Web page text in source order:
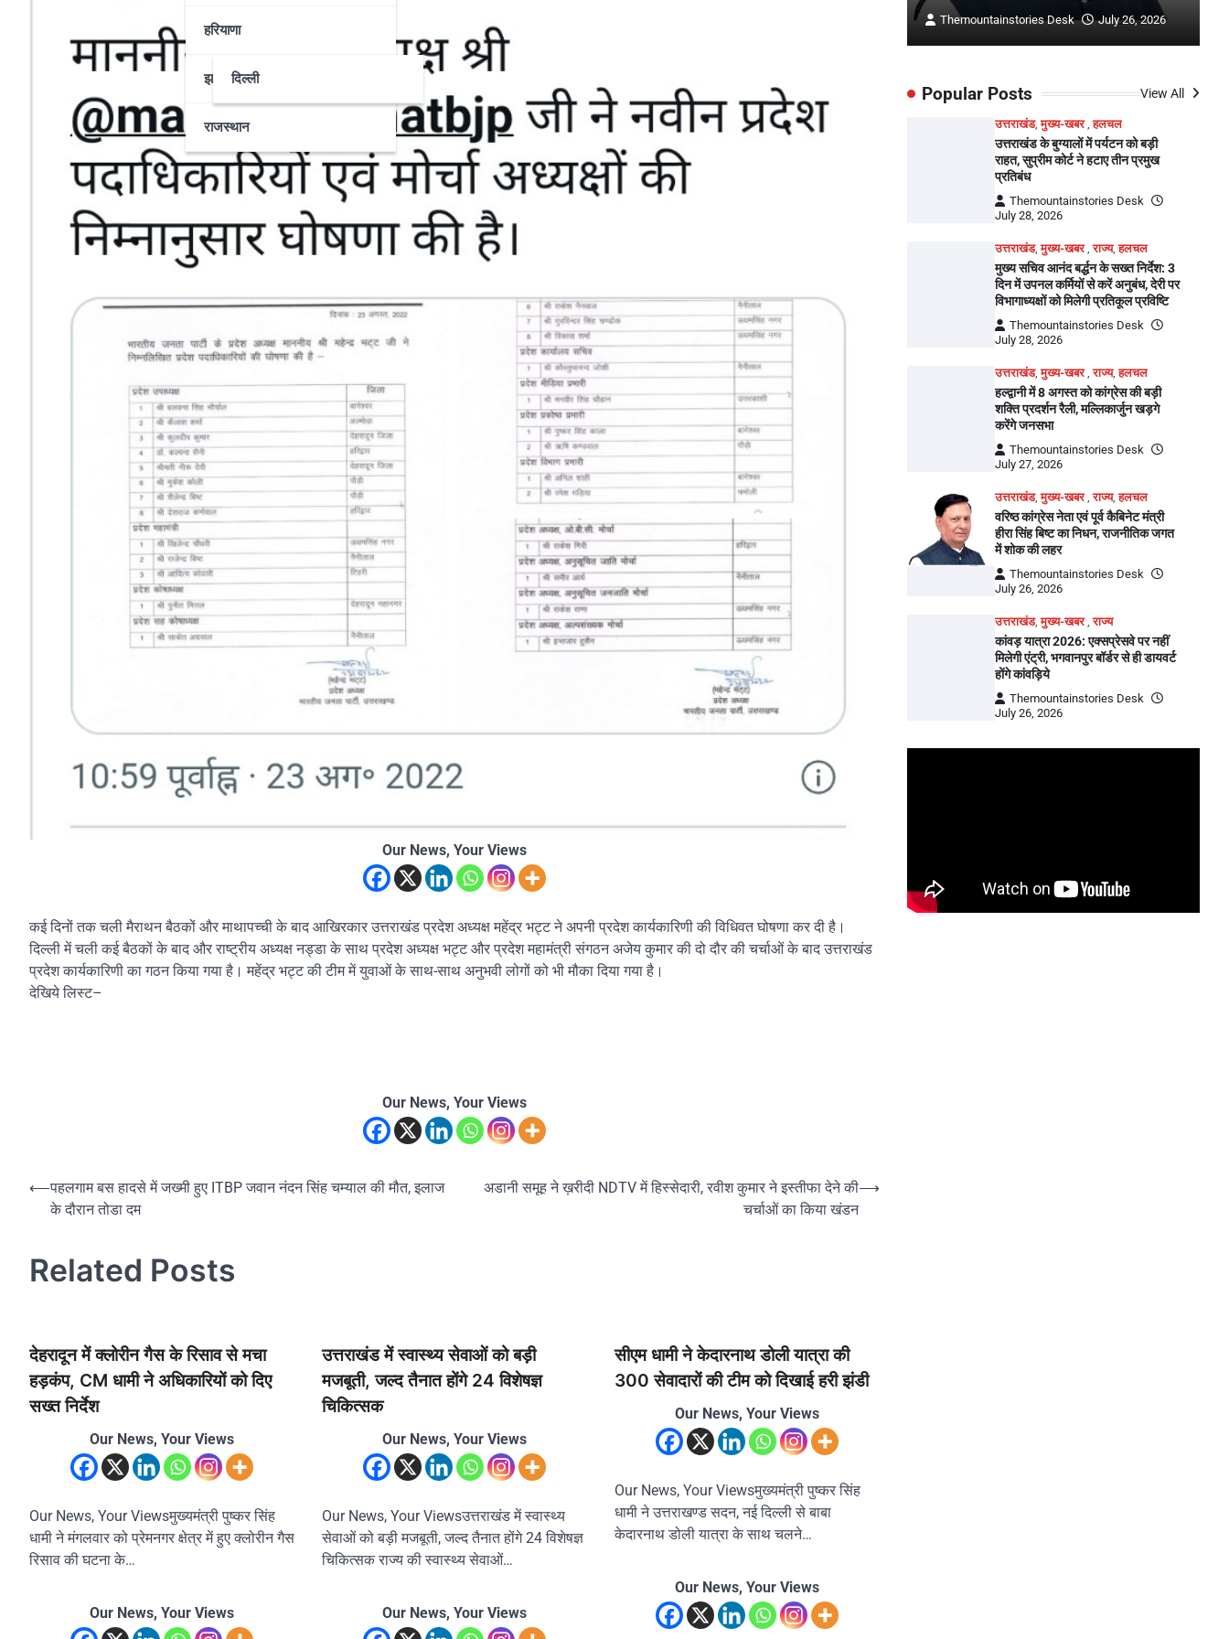
हरियाणा
झारखण्डदिल्ली
राजस्थान
Our News, Your Views
कई दिनों तक चली मैराथन बैठकों और माथापच्ची के बाद आखिरकार उत्तराखंड प्रदेश अध्यक्ष महेंद्र भट्ट ने अपनी प्रदेश कार्यकारिणी की विधिवत घोषणा कर दी है।
दिल्ली में चली कई बैठकों के बाद और राष्ट्रीय अध्यक्ष नड्डा के साथ प्रदेश अध्यक्ष भट्ट और प्रदेश महामंत्री संगठन अजेय कुमार की दो दौर की चर्चाओं के बाद उत्तराखंड
प्रदेश कार्यकारिणी का गठन किया गया है। महेंद्र भट्ट की टीम में युवाओं के साथ-साथ अनुभवी लोगों को भी मौका दिया गया है।
देखिये लिस्ट–
Our News, Your Views
Post
navigation
⟵पहलगाम बस हादसे में जख्मी हुए ITBP जवान नंदन सिंह चम्याल की मौत, इलाज
के दौरान तोडा दम
अडानी समूह ने ख़रीदी NDTV में हिस्सेदारी, रवीश कुमार ने इस्तीफा देने की
चर्चाओं का किया खंडन
⟶
Related Posts
देहरादून में क्लोरीन गैस के रिसाव से मचा
हड़कंप, CM धामी ने अधिकारियों को दिए
सख्त निर्देश
Our News, Your Views
Our News, Your Viewsमुख्यमंत्री पुष्कर सिंह
धामी ने मंगलवार को प्रेमनगर क्षेत्र में हुए क्लोरीन गैस
रिसाव की घटना के…
Our News, Your Views
उत्तराखंड में स्वास्थ्य सेवाओं को बड़ी
मजबूती, जल्द तैनात होंगे 24 विशेषज्ञ
चिकित्सक
Our News, Your Views
Our News, Your Viewsउत्तराखंड में स्वास्थ्य
सेवाओं को बड़ी मजबूती, जल्द तैनात होंगे 24 विशेषज्ञ
चिकित्सक राज्य की स्वास्थ्य सेवाओं…
Our News, Your Views
सीएम धामी ने केदारनाथ डोली यात्रा की
300 सेवादारों की टीम को दिखाई हरी झंडी
Our News, Your Views
Our News, Your Viewsमुख्यमंत्री पुष्कर सिंह
धामी ने उत्तराखण्ड सदन, नई दिल्ली से बाबा
केदारनाथ डोली यात्रा के साथ चलने…
Our News, Your Views
Themountainstories Desk July 26, 2026
Popular Posts View All
उत्तराखंड,मुख्य-खबर,हलचल
उत्तराखंड के बुग्यालों में पर्यटन को बड़ी
राहत, सुप्रीम कोर्ट ने हटाए तीन प्रमुख
प्रतिबंध
Themountainstories Desk
July 28, 2026
उत्तराखंड,मुख्य-खबर,राज्य,हलचल
मुख्य सचिव आनंद बर्द्धन के सख्त निर्देश: 3
दिन में उपनल कर्मियों से करें अनुबंध, देरी पर
विभागाध्यक्षों को मिलेगी प्रतिकूल प्रविष्टि
Themountainstories Desk
July 28, 2026
उत्तराखंड,मुख्य-खबर,राज्य,हलचल
हल्द्वानी में 8 अगस्त को कांग्रेस की बड़ी
शक्ति प्रदर्शन रैली, मल्लिकार्जुन खड़गे
करेंगे जनसभा
Themountainstories Desk
July 27, 2026
उत्तराखंड,मुख्य-खबर,राज्य,हलचल
वरिष्ठ कांग्रेस नेता एवं पूर्व कैबिनेट मंत्री
हीरा सिंह बिष्ट का निधन, राजनीतिक जगत
में शोक की लहर
Themountainstories Desk
July 26, 2026
उत्तराखंड,मुख्य-खबर,राज्य
कांवड़ यात्रा 2026: एक्सप्रेसवे पर नहीं
मिलेगी एंट्री, भगवानपुर बॉर्डर से ही डायवर्ट
होंगे कांवड़िये
Themountainstories Desk
July 26, 2026